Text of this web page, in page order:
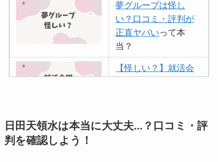
夢グループは怪し
い？口コミ・評判が
正直ヤバいって本
当？
【怪しい？】就活会
アトムクリニックは
日田天領水は本当に大丈夫...？口コミ・評
判を確認しよう！